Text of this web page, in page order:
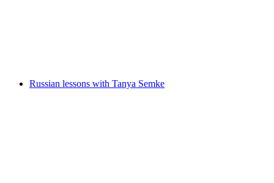
Russian lessons with Tanya Semke